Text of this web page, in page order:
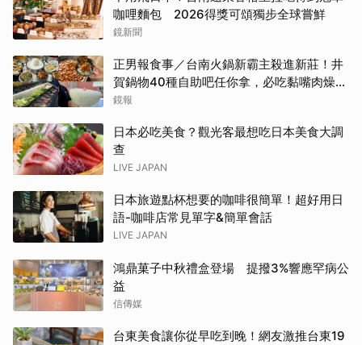
咖哩麵包 2026得獎可頌獨步全球嘗鮮
鏡新聞
正男報食事／台南火鍋新霸主殺進新莊！井
賀鍋物40種自助吧任你拿，必吃黏嘴肉燥
飯、現做棉花糖
鏡報
日本必吃美食？觀光客最想吃日本美食大調
查
LIVE JAPAN
日本旅遊點杯想要的咖啡很簡單！超好用日
語-咖啡店常見單字&簡單會話
LIVE JAPAN
鴻鼎菓子中秋禮盒登場 提撥3%響應罕病公
益
信傳媒
台東美食讓你從早吃到晚！網友激推台東19